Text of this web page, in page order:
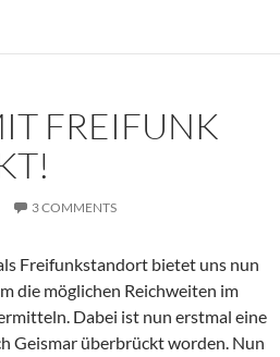
FREIFUNK
3 COMMENTS
Freifunkstandort bietet uns nun
die möglichen Reichweiten im
Dabei ist nun erstmal eine
Geismar überbrückt worden. Nun